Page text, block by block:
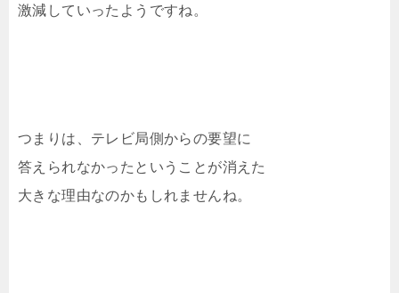
激減していったようですね。
つまりは、テレビ局側からの要望に
答えられなかったということが消えた
大きな理由なのかもしれませんね。